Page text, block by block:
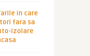
in care
fara sa
izolare